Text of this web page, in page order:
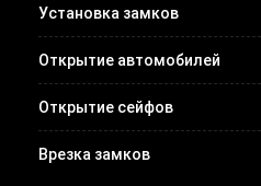
Установка замков
Открытие автомобилей
Открытие сейфов
Врезка замков